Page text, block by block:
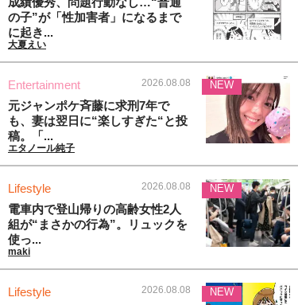
の子”が「性加害者」になるまで
に起き...
大夏えい
Entertainment 2026.08.08
元ジャンポケ斉藤に求刑7年で
も、妻は翌日に“楽しすぎた“と投
稿。「...
エタノール純子
NEW
Lifestyle 2026.08.08
電車内で登山帰りの高齢女性2人
組が“まさかの行為”。リュックを
使っ...
maki
NEW
Lifestyle 2026.08.08 NEW